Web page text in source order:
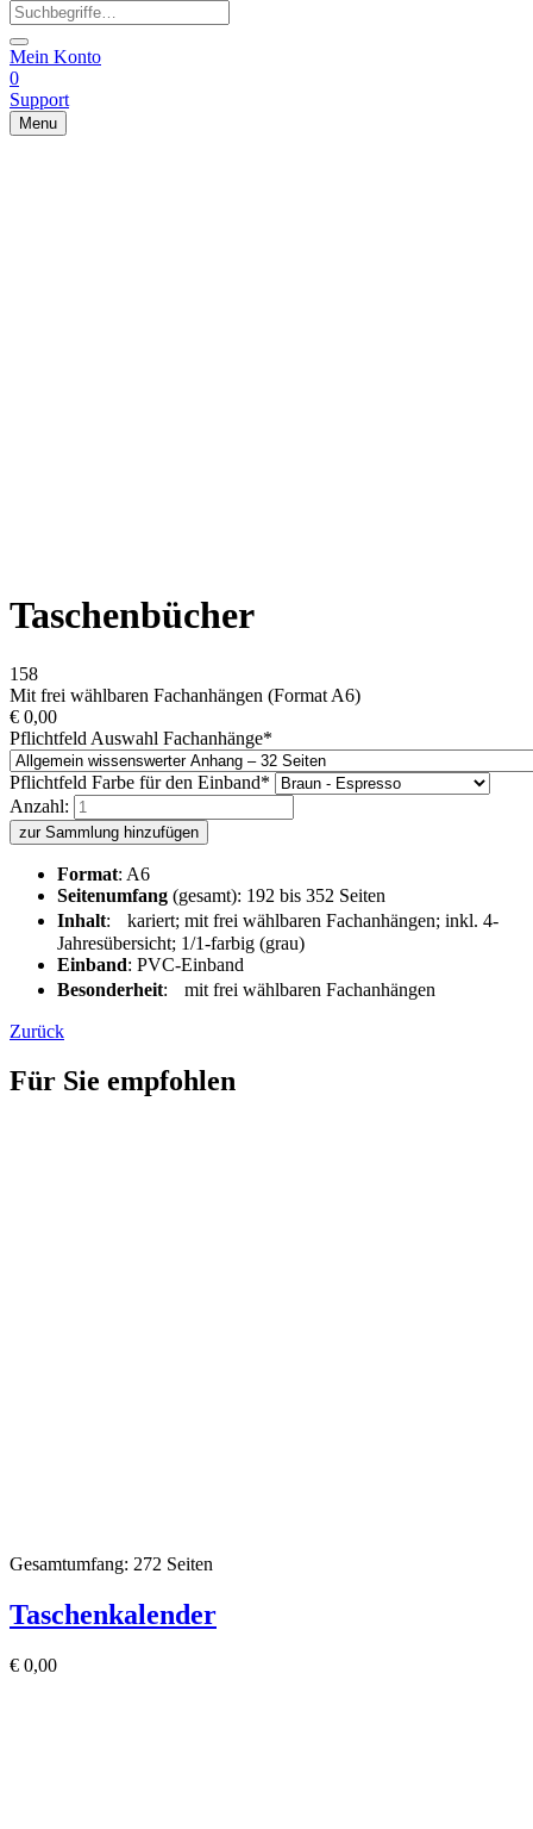
Mein Konto
0
Support
Menu
Taschenbücher
158
Mit frei wählbaren Fachanhängen (Format A6)
€ 0,00
Pflichtfeld Auswahl Fachanhänge*
Pflichtfeld Farbe für den Einband*
Anzahl:
zur Sammlung hinzufügen
Format: A6
Seitenumfang (gesamt): 192 bis 352 Seiten
Inhalt: kariert; mit frei wählbaren Fachanhängen; inkl. 4-
Jahresübersicht; 1/1-farbig (grau)
Einband: PVC-Einband
Besonderheit: mit frei wählbaren Fachanhängen
Zurück
Für Sie empfohlen
Gesamtumfang: 272 Seiten
Taschenkalender
€ 0,00